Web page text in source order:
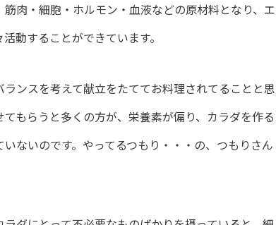
肉・細胞・ホルモン・血液などの原材料となり、エ
動することができています。
ンスを考えて献立をたててお料理されてることと思
もらうと多くの方が、栄養素が偏り、カラダを作る
ないのです。やってるつもり・・・の、つもりさん